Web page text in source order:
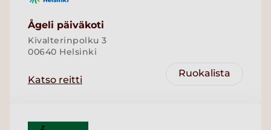
Ågeli päiväkoti
Kivalterinpolku 3
00640 Helsinki
Katso reitti
Ruokalista